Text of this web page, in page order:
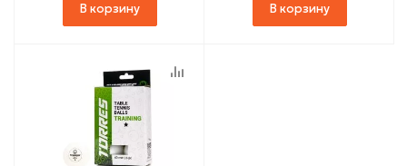
В корзину В корзину